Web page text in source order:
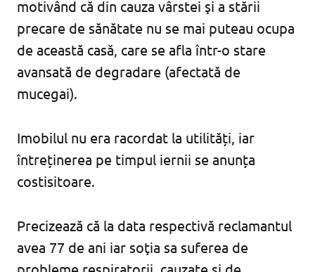
motivând că din cauza vârstei şi a stării
precare de sănătate nu se mai puteau ocupa
de această casă, care se afla într-o stare
avansată de degradare (afectată de
mucegai).
Imobilul nu era racordat la utilități, iar
întreținerea pe timpul iernii se anunța
costisitoare.
Precizează că la data respectivă reclamantul
avea 77 de ani iar soţia sa suferea de